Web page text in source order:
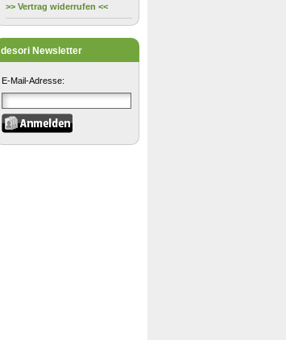
>> Vertrag widerrufen <<
desori Newsletter
E-Mail-Adresse: